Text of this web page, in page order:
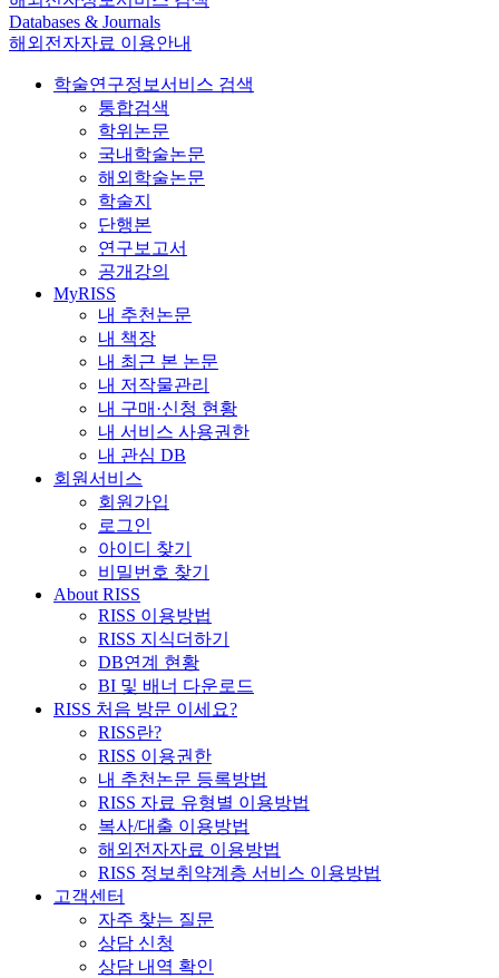
Databases & Journals
해외전자자료 이용안내
학술연구정보서비스 검색
통합검색
학위논문
국내학술논문
해외학술논문
학술지
단행본
연구보고서
공개강의
MyRISS
내 추천논문
내 책장
내 최근 본 논문
내 저작물관리
내 구매·신청 현황
내 서비스 사용권한
내 관심 DB
회원서비스
회원가입
로그인
아이디 찾기
비밀번호 찾기
About RISS
RISS 이용방법
RISS 지식더하기
DB연계 현황
BI 및 배너 다운로드
RISS 처음 방문 이세요?
RISS란?
RISS 이용권한
내 추천논문 등록방법
RISS 자료 유형별 이용방법
복사/대출 이용방법
해외전자자료 이용방법
RISS 정보취약계층 서비스 이용방법
고객센터
자주 찾는 질문
상담 신청
상담 내역 확인